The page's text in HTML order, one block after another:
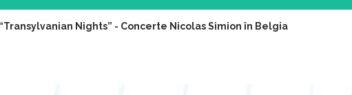
“Transylvanian Nights” - Concerte Nicolas Simion în Belgia